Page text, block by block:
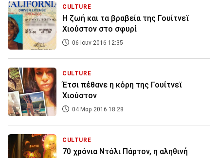
CULTURE
Η ζωή και τα βραβεία της Γουίτνεϊ
Χιούστον στο σφυρί
06 Ιουν 2016 12:35
CULTURE
Έτσι πέθανε η κόρη της Γουίτνεϊ
Χιούστον
04 Μαρ 2016 18:28
CULTURE
70 χρόνια Nτόλι Πάρτον, η αληθινή